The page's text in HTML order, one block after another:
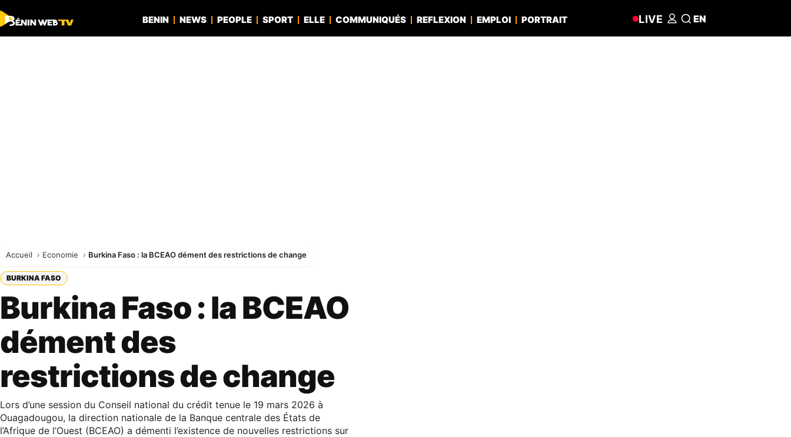
BENIN NEWS PEOPLE SPORT ELLE COMMUNIQUÉS REFLEXION EMPLOI PORTRAIT LIVE EN
Accueil Economie Burkina Faso : la BCEAO dément des restrictions de change
BURKINA FASO
Burkina Faso : la BCEAO
dément des
restrictions de change
Lors d’une session du Conseil national du crédit tenue le 19 mars 2026 à
Ouagadougou, la direction nationale de la Banque centrale des États de
l’Afrique de l’Ouest (BCEAO) a démenti l’existence de nouvelles restrictions sur